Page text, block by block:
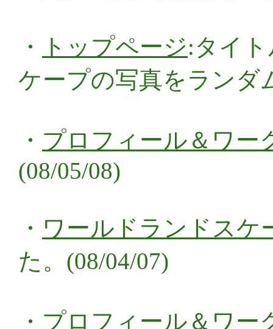
・ トップページ:タイ
ケープの写真をランダ
・ プロフィール＆ワー
(08/05/08)
・ ワールドランドスケ
た。(08/04/07)
・ プロフィール＆ワー